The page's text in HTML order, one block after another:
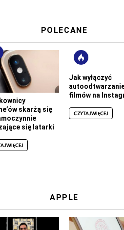
POLECANE
skarżą się
się latarki
WIĘCEJ
Jak wyłączyć
filmów na
CZYTAJ WIĘCEJ
APPLE